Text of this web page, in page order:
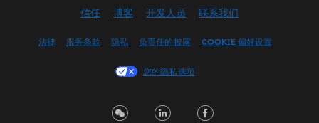
English (UK)
Français (Canada)
Italiano
信任 博客 开发人员 联系我们
法律 服务条款 隐私 负责任的披露 COOKIE 偏好设置
您的隐私选项